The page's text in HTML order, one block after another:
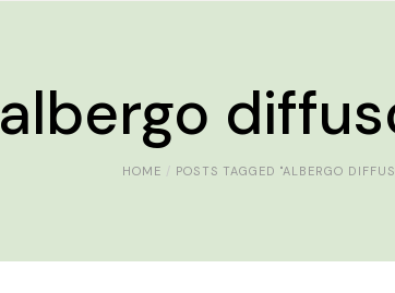
albergo
HOME POSTS TAGGED "ALBERGO